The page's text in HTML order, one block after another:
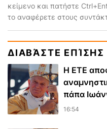
κείμενο και πατήστε
το αναφέρετε στους
ΔΙΑΒΆΣΤΕ ΕΠΊΣΗΣ
Η ΕΤΕ
πάπα
16:54